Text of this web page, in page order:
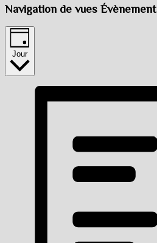
Navigation de vues Évènement
Jour